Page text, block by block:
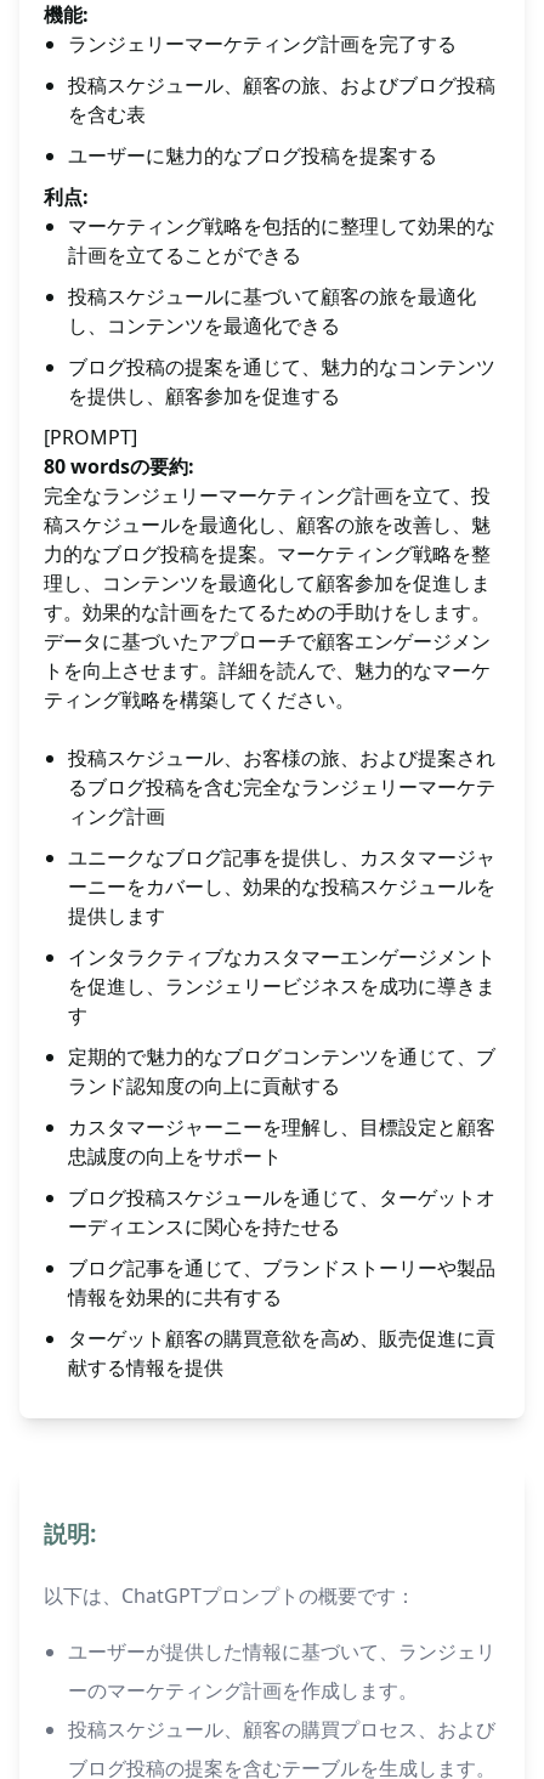
機能:
ランジェリーマーケティング計画を完了する
投稿スケジュール、顧客の旅、およびブログ投稿
を含む表
ユーザーに魅力的なブログ投稿を提案する
利点:
マーケティング戦略を包括的に整理して効果的な
計画を立てることができる
投稿スケジュールに基づいて顧客の旅を最適化
し、コンテンツを最適化できる
ブログ投稿の提案を通じて、魅力的なコンテンツ
を提供し、顧客参加を促進する
[PROMPT]
80 wordsの要約:
完全なランジェリーマーケティング計画を立て、投
稿スケジュールを最適化し、顧客の旅を改善し、魅
力的なブログ投稿を提案。マーケティング戦略を整
理し、コンテンツを最適化して顧客参加を促進しま
す。効果的な計画をたてるための手助けをします。
データに基づいたアプローチで顧客エンゲージメン
トを向上させます。詳細を読んで、魅力的なマーケ
ティング戦略を構築してください。
投稿スケジュール、お客様の旅、および提案され
るブログ投稿を含む完全なランジェリーマーケテ
ィング計画
ユニークなブログ記事を提供し、カスタマージャ
ーニーをカバーし、効果的な投稿スケジュールを
提供します
インタラクティブなカスタマーエンゲージメント
を促進し、ランジェリービジネスを成功に導きま
す
定期的で魅力的なブログコンテンツを通じて、ブ
ランド認知度の向上に貢献する
カスタマージャーニーを理解し、目標設定と顧客
忠誠度の向上をサポート
ブログ投稿スケジュールを通じて、ターゲットオ
ーディエンスに関心を持たせる
ブログ記事を通じて、ブランドストーリーや製品
情報を効果的に共有する
ターゲット顧客の購買意欲を高め、販売促進に貢
献する情報を提供
説明:
以下は、ChatGPTプロンプトの概要です：
ユーザーが提供した情報に基づいて、ランジェリ
ーのマーケティング計画を作成します。
投稿スケジュール、顧客の購買プロセス、および
ブログ投稿の提案を含むテーブルを生成します。